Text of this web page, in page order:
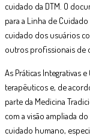
cuidado da DTM. O
para a Linha de
cuidado dos usuários
outros profissionais de
As Práticas Integrativas
terapêuticos e, de
parte da Medicina
com a visão ampliada
cuidado humano,